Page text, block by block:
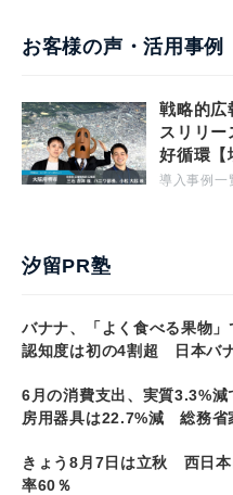
お客様の声・活用事例
戦略的広
スリリ
好循環【
導入事例一
汐留PR塾
バナナ、「よく食べる果物
認知度は初の4割超 日本バ
6月の消費支出、実質3.3%
房用器具は22.7%減 総務省
きょう8月7日は立秋 西日
率60％